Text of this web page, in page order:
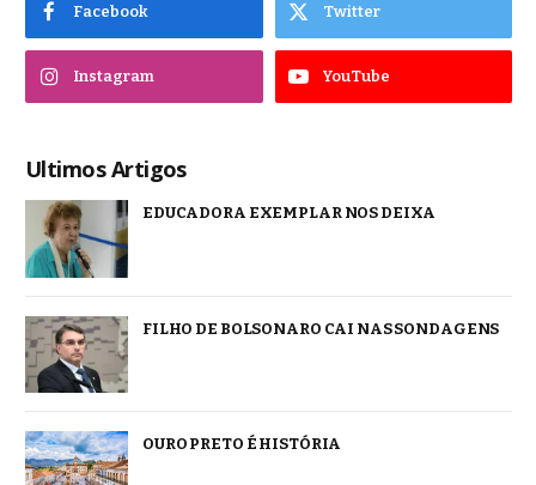
Facebook Twitter
Instagram YouTube
Ultimos Artigos
EDUCADORA EXEMPLAR NOS DEIXA
FILHO DE BOLSONARO CAI NAS SONDAGENS
OURO PRETO É HISTÓRIA